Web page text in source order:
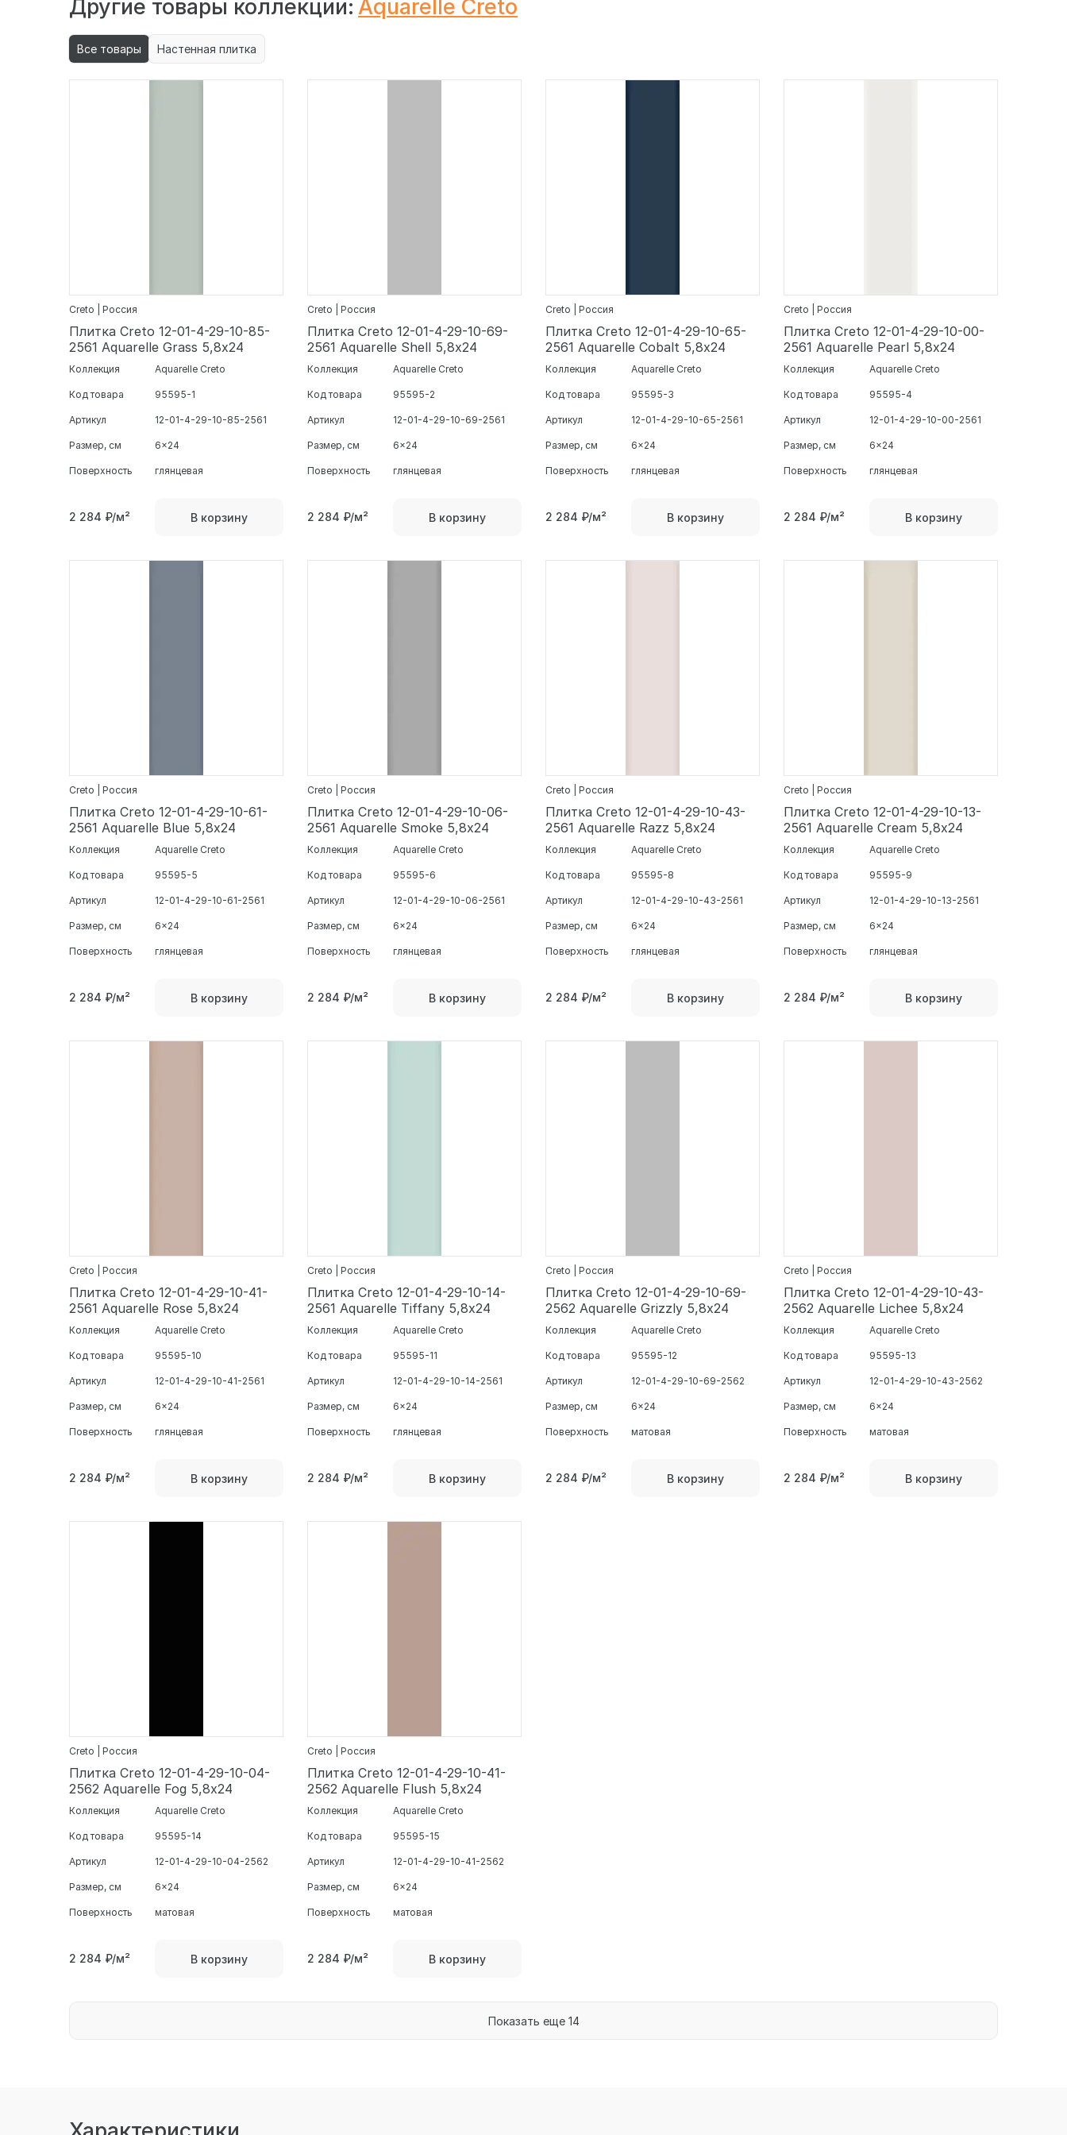
Другие товары коллекции: Aquarelle Creto
Все товары Настенная плитка
Creto | Россия
Плитка Creto 12-01-4-29-10-85-
2561 Aquarelle Grass 5,8х24
Коллекция Aquarelle Creto
Код товара 95595-1
Артикул 12-01-4-29-10-85-2561
Размер, см 6x24
Поверхность глянцевая
2 284 ₽/м² В корзину
Creto | Россия
Плитка Creto 12-01-4-29-10-69-
2561 Aquarelle Shell 5,8х24
Коллекция Aquarelle Creto
Код товара 95595-2
Артикул 12-01-4-29-10-69-2561
Размер, см 6x24
Поверхность глянцевая
2 284 ₽/м² В корзину
Creto | Россия
Плитка Creto 12-01-4-29-10-65-
2561 Aquarelle Cobalt 5,8х24
Коллекция Aquarelle Creto
Код товара 95595-3
Артикул 12-01-4-29-10-65-2561
Размер, см 6x24
Поверхность глянцевая
2 284 ₽/м² В корзину
Creto | Россия
Плитка Creto 12-01-4-29-10-00-
2561 Aquarelle Pearl 5,8х24
Коллекция Aquarelle Creto
Код товара 95595-4
Артикул 12-01-4-29-10-00-2561
Размер, см 6x24
Поверхность глянцевая
2 284 ₽/м² В корзину
Creto | Россия
Плитка Creto 12-01-4-29-10-61-
2561 Aquarelle Blue 5,8х24
Коллекция Aquarelle Creto
Код товара 95595-5
Артикул 12-01-4-29-10-61-2561
Размер, см 6x24
Поверхность глянцевая
2 284 ₽/м² В корзину
Creto | Россия
Плитка Creto 12-01-4-29-10-06-
2561 Aquarelle Smoke 5,8х24
Коллекция Aquarelle Creto
Код товара 95595-6
Артикул 12-01-4-29-10-06-2561
Размер, см 6x24
Поверхность глянцевая
2 284 ₽/м² В корзину
Creto | Россия
Плитка Creto 12-01-4-29-10-43-
2561 Aquarelle Razz 5,8х24
Коллекция Aquarelle Creto
Код товара 95595-8
Артикул 12-01-4-29-10-43-2561
Размер, см 6x24
Поверхность глянцевая
2 284 ₽/м² В корзину
Creto | Россия
Плитка Creto 12-01-4-29-10-13-
2561 Aquarelle Cream 5,8х24
Коллекция Aquarelle Creto
Код товара 95595-9
Артикул 12-01-4-29-10-13-2561
Размер, см 6x24
Поверхность глянцевая
2 284 ₽/м² В корзину
Creto | Россия
Плитка Creto 12-01-4-29-10-41-
2561 Aquarelle Rose 5,8х24
Коллекция Aquarelle Creto
Код товара 95595-10
Артикул 12-01-4-29-10-41-2561
Размер, см 6x24
Поверхность глянцевая
2 284 ₽/м² В корзину
Creto | Россия
Плитка Creto 12-01-4-29-10-14-
2561 Aquarelle Tiffany 5,8х24
Коллекция Aquarelle Creto
Код товара 95595-11
Артикул 12-01-4-29-10-14-2561
Размер, см 6x24
Поверхность глянцевая
2 284 ₽/м² В корзину
Creto | Россия
Плитка Creto 12-01-4-29-10-69-
2562 Aquarelle Grizzly 5,8х24
Коллекция Aquarelle Creto
Код товара 95595-12
Артикул 12-01-4-29-10-69-2562
Размер, см 6x24
Поверхность матовая
2 284 ₽/м² В корзину
Creto | Россия
Плитка Creto 12-01-4-29-10-43-
2562 Aquarelle Lichee 5,8х24
Коллекция Aquarelle Creto
Код товара 95595-13
Артикул 12-01-4-29-10-43-2562
Размер, см 6x24
Поверхность матовая
2 284 ₽/м² В корзину
Creto | Россия
Плитка Creto 12-01-4-29-10-04-
2562 Aquarelle Fog 5,8х24
Коллекция Aquarelle Creto
Код товара 95595-14
Артикул 12-01-4-29-10-04-2562
Размер, см 6x24
Поверхность матовая
2 284 ₽/м² В корзину
Creto | Россия
Плитка Creto 12-01-4-29-10-41-
2562 Aquarelle Flush 5,8х24
Коллекция Aquarelle Creto
Код товара 95595-15
Артикул 12-01-4-29-10-41-2562
Размер, см 6x24
Поверхность матовая
2 284 ₽/м² В корзину
Показать еще 14